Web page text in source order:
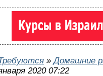
»Домашние
2020 07:22